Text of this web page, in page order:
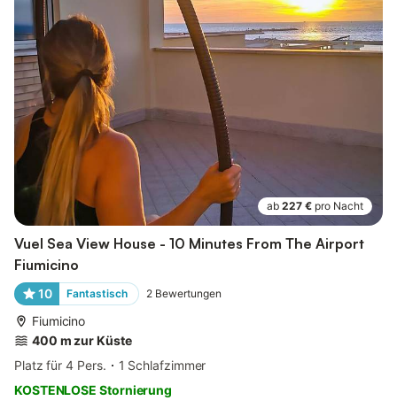
ab 227 € pro Nacht
Vuel Sea View House - 10 Minutes From The Airport
Fiumicino
10 Fantastisch 2 Bewertungen
Fiumicino
400 m zur Küste
Platz für 4 Pers.
1 Schlafzimmer
KOSTENLOSE Stornierung